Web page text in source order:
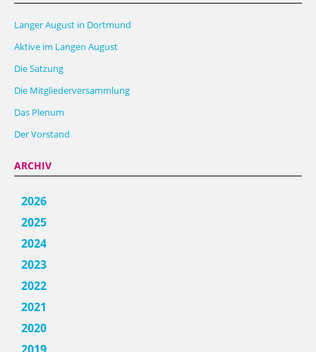
Langer August in Dortmund
Aktive im Langen August
Die Satzung
Die Mitgliederversammlung
Das Plenum
Der Vorstand
ARCHIV
2026
2025
2024
2023
2022
2021
2020